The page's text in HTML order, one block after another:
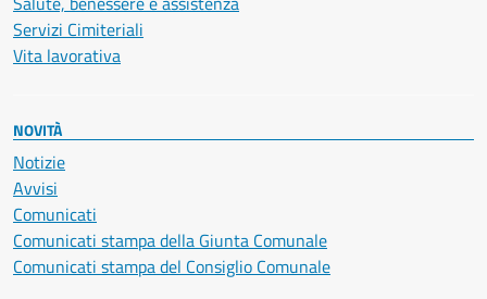
Servizi Cimiteriali
Vita lavorativa
NOVITÀ
Notizie
Avvisi
Comunicati
Comunicati stampa della Giunta Comunale
Comunicati stampa del Consiglio Comunale